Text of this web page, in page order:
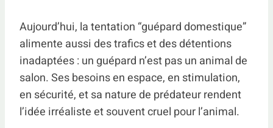
Aujourd’hui, la tentation “guépard domestique”
alimente aussi des trafics et des détentions
inadaptées : un guépard n’est pas un animal de
salon. Ses besoins en espace, en stimulation,
en sécurité, et sa nature de prédateur rendent
l’idée irréaliste et souvent cruel pour l’animal.